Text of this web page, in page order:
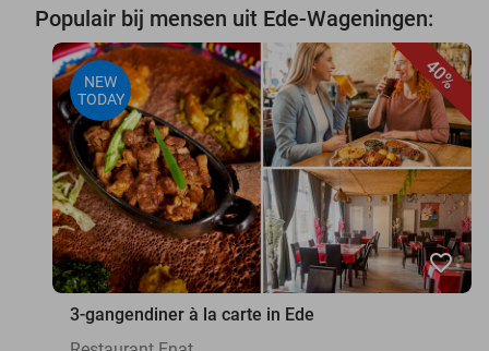
Populair bij mensen uit Ede-Wageningen:
40%
NEW
TODAY
favorite_border
3-gangendiner à la carte in Ede